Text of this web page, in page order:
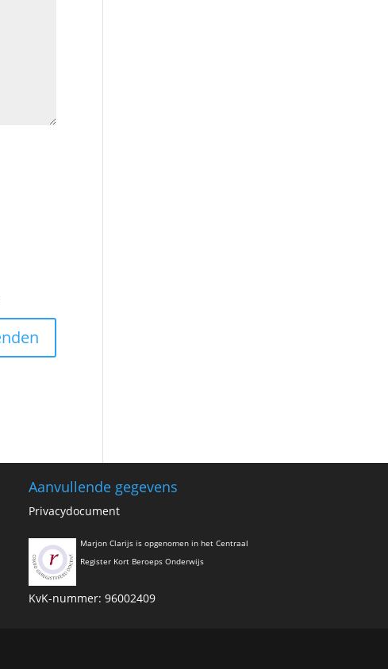
Aanvullende gegevens
Privacydocument
Marjon Clarijs is opgenomen in het Centraal
Register Kort Beroeps Onderwijs
KvK-nummer: 96002409